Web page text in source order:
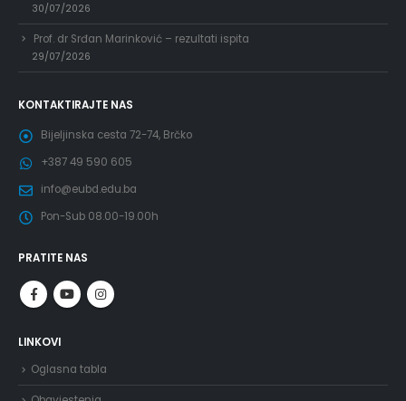
30/07/2026
Prof. dr Srđan Marinković – rezultati ispita
29/07/2026
KONTAKTIRAJTE NAS
Bijeljinska cesta 72-74, Brčko
+387 49 590 605
info@eubd.edu.ba
Pon-Sub 08.00-19.00h
PRATITE NAS
LINKOVI
Oglasna tabla